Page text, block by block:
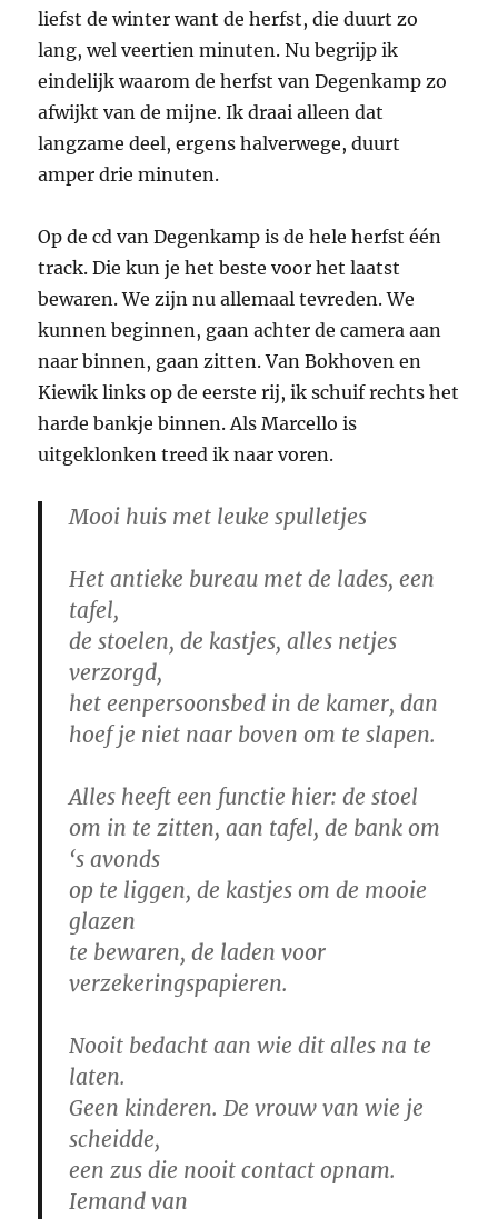
liefst de winter want de herfst, die duurt zo
lang, wel veertien minuten. Nu begrijp ik
eindelijk waarom de herfst van Degenkamp zo
afwijkt van de mijne. Ik draai alleen dat
langzame deel, ergens halverwege, duurt
amper drie minuten.
Op de cd van Degenkamp is de hele herfst één
track. Die kun je het beste voor het laatst
bewaren. We zijn nu allemaal tevreden. We
kunnen beginnen, gaan achter de camera aan
naar binnen, gaan zitten. Van Bokhoven en
Kiewik links op de eerste rij, ik schuif rechts het
harde bankje binnen. Als Marcello is
uitgeklonken treed ik naar voren.
Mooi huis met leuke spulletjes
Het antieke bureau met de lades, een
tafel,
de stoelen, de kastjes, alles netjes
verzorgd,
het eenpersoonsbed in de kamer, dan
hoef je niet naar boven om te slapen.
Alles heeft een functie hier: de stoel
om in te zitten, aan tafel, de bank om
‘s avonds
op te liggen, de kastjes om de mooie
glazen
te bewaren, de laden voor
verzekeringspapieren.
Nooit bedacht aan wie dit alles na te
laten.
Geen kinderen. De vrouw van wie je
scheidde,
een zus die nooit contact opnam.
Iemand van